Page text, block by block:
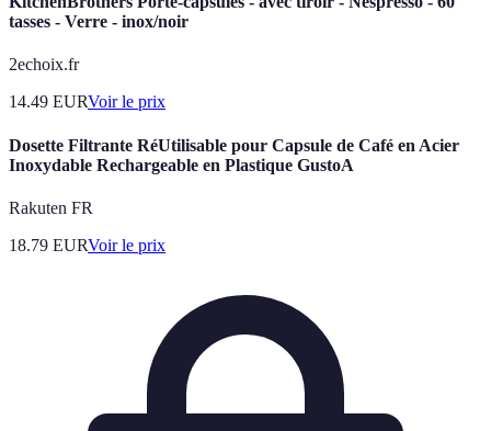
tasses - Verre - inox/noir
2echoix.fr
14.49 EURVoir le prix
Dosette Filtrante RéUtilisable pour Capsule de Café en Acier
Inoxydable Rechargeable en Plastique GustoA
Rakuten FR
18.79 EURVoir le prix